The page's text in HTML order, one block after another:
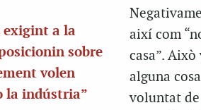
exigint a la
sobre
volen
la indústria”
així com
casa”.
alguna
voluntat